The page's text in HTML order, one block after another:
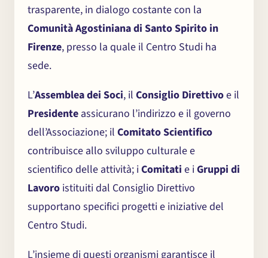
trasparente, in dialogo costante con la
Comunità Agostiniana di Santo Spirito in
Firenze, presso la quale il Centro Studi ha
sede.
L’Assemblea dei Soci, il Consiglio Direttivoe il
Presidente assicurano l’indirizzo e il governo
dell’Associazione; il Comitato Scientifico
contribuisce allo sviluppo culturale e
scientifico delle attività; iComitati e iGruppi di
Lavoro istituiti dal Consiglio Direttivo
supportano specifici progetti e iniziative del
Centro Studi.
L’insieme di questi organismi garantisce il